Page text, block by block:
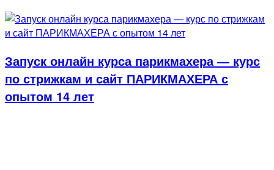
Запуск онлайн курса парикмахера — курс
по стрижкам и сайт ПАРИКМАХЕРА с
опытом 14 лет